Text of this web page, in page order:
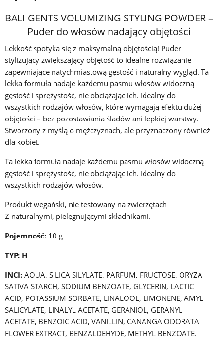
BALI GENTS VOLUMIZING STYLING POWDER –
Puder do włosów nadający objętości
Lekkość spotyka się z maksymalną objętością! Puder
stylizujący zwiększający objętość to idealne rozwiązanie
zapewniające natychmiastową gęstość i naturalny wygląd. Ta
lekka formuła nadaje każdemu pasmu włosów widoczną
gęstość i sprężystość, nie obciążając ich. Idealny do
wszystkich rodzajów włosów, które wymagają efektu dużej
objętości – bez pozostawiania śladów ani lepkiej warstwy.
Stworzony z myślą o mężczyznach, ale przyznaczony również
dla kobiet.
Ta lekka formuła nadaje każdemu pasmu włosów widoczną
gęstość i sprężystość, nie obciążając ich. Idealny do
wszystkich rodzajów włosów.
Produkt wegański, nie testowany na zwierzętach
Z naturalnymi, pielęgnującymi składnikami.
Pojemność: 10 g
TYP: H
INCI: AQUA, SILICA SILYLATE, PARFUM, FRUCTOSE, ORYZA
SATIVA STARCH, SODIUM BENZOATE, GLYCERIN, LACTIC
ACID, POTASSIUM SORBATE, LINALOOL, LIMONENE, AMYL
SALICYLATE, LINALYL ACETATE, GERANIOL, GERANYL
ACETATE, BENZOIC ACID, VANILLIN, CANANGA ODORATA
FLOWER EXTRACT, BENZALDEHYDE, METHYL BENZOATE.